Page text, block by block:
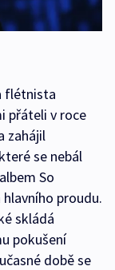
flétnista
přáteli v roce
zahájil
se nebál
So
proudu.
skládá
pokušení
době se